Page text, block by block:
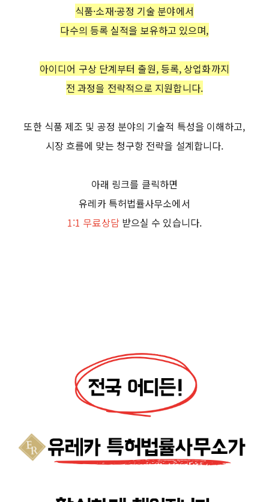
식품·소재·공정 기술 분야에서
다수의 등록 실적을 보유하고 있으며,
아이디어 구상 단계부터 출원, 등록, 상업화까지
전 과정을 전략적으로 지원합니다.
또한 식품 제조 및 공정 분야의 기술적 특성을 이해하고,
시장 흐름에 맞는 청구항 전략을 설계합니다.
아래 링크를 클릭하면
유레카 특허법률사무소에서
1:1 무료상담 받으실 수 있습니다.